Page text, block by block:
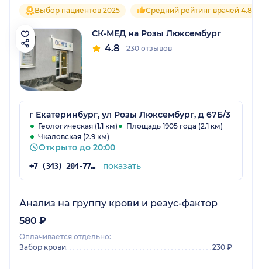
Выбор пациентов 2025 Средний рейтинг врачей 4.8
СК-МЕД на Розы Люксембург
4.8 230 отзывов
г Екатеринбург, ул Розы Люксембург, д 67Б/3
Геологическая (1.1 км)
Площадь 1905 года (2.1 км)
Чкаловская (2.9 км)
Открыто до 20:00
+7 (343) 204-77-00 показать
Анализ на группу крови и резус-фактор
580 ₽
Оплачивается отдельно:
Забор крови
230 ₽